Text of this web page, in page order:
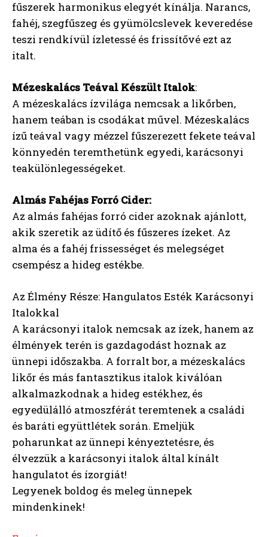
fűszerek harmonikus elegyét kínálja. Narancs,
fahéj, szegfűszeg és gyümölcslevek keveredése
teszi rendkívül ízletessé és frissítővé ezt az
italt.
Mézeskalács Teával Készült Italok:
A mézeskalács ízvilága nemcsak a likőrben,
hanem teában is csodákat művel. Mézeskalács
ízű teával vagy mézzel fűszerezett fekete teával
könnyedén teremthetünk egyedi, karácsonyi
teakülönlegességeket.
Almás Fahéjas Forró Cider:
Az almás fahéjas forró cider azoknak ajánlott,
akik szeretik az üdítő és fűszeres ízeket. Az
alma és a fahéj frissességet és melegséget
csempész a hideg estékbe.
Az Élmény Része: Hangulatos Esték Karácsonyi
Italokkal
A karácsonyi italok nemcsak az ízek, hanem az
élmények terén is gazdagodást hoznak az
ünnepi időszakba. A forralt bor, a mézeskalács
likőr és más fantasztikus italok kiválóan
alkalmazkodnak a hideg estékhez, és
egyedülálló atmoszférát teremtenek a családi
és baráti együttlétek során. Emeljük
poharunkat az ünnepi kényeztetésre, és
élvezzük a karácsonyi italok által kínált
hangulatot és ízorgiát!
Legyenek boldog és meleg ünnepek
mindenkinek!